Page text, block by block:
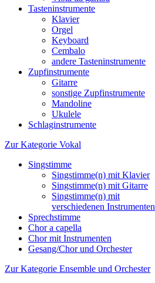
Tasteninstrumente
Klavier
Orgel
Keyboard
Cembalo
andere Tasteninstrumente
Zupfinstrumente
Gitarre
sonstige Zupfinstrumente
Mandoline
Ukulele
Schlaginstrumente
Zur Kategorie Vokal
Singstimme
Singstimme(n) mit Klavier
Singstimme(n) mit Gitarre
Singstimme(n) mit
verschiedenen Instrumenten
Sprechstimme
Chor a capella
Chor mit Instrumenten
Gesang/Chor und Orchester
Zur Kategorie Ensemble und Orchester